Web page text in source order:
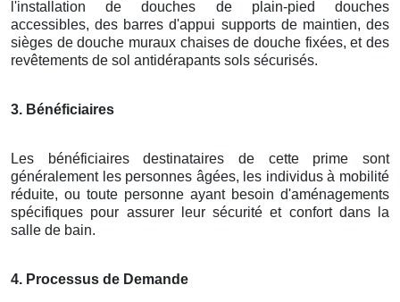
l'installation de douches de plain-pied douches
accessibles, des barres d'appui supports de maintien, des
sièges de douche muraux chaises de douche fixées, et des
revêtements de sol antidérapants sols sécurisés.
3. Bénéficiaires
Les bénéficiaires destinataires de cette prime sont
généralement les personnes âgées, les individus à mobilité
réduite, ou toute personne ayant besoin d'aménagements
spécifiques pour assurer leur sécurité et confort dans la
salle de bain.
4. Processus de Demande